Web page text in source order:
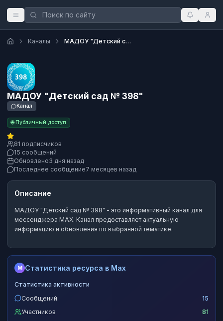
Каналы МАДОУ "Детский сад № 398"
МАДОУ "Детский сад № 398"
Канал
🌐 Публичный доступ
81 подписчиков
15 сообщений
Обновлено3 дня назад
Последнее сообщение7 месяцев назад
Описание
МАДОУ "Детский сад № 398" - это информативный канал для
мессенджера MAX. Канал предоставляет актуальную
информацию и обновления по выбранной тематике.
M Статистика ресурса в Max
Статистика активности
Сообщений
15
Участников
81